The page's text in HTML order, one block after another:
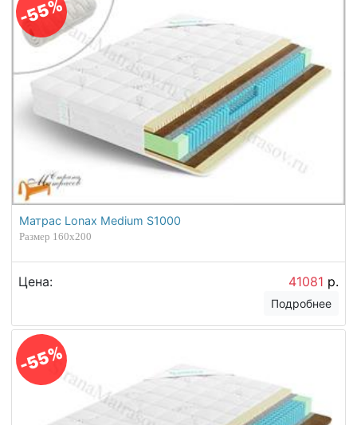
-55%
Матрас Lonax Medium S1000
Размер 160х200
Цена: 41081 р.
Подробнее
-55%